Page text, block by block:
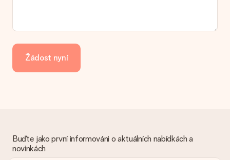
Jak mohu zaplatit objednávku?
kartu, fakturu přes Klarna nebo ruční převod. V případě ručního
převodu platby prosím vezměte v úvahu dodací lhůtu 3 dny
navíc.
vhodné řešení.
Je faktura odeslána spolu s objednávkou?
Žádost nyní
Buďte jako první informováni o aktuálních nabídkách a
novinkách